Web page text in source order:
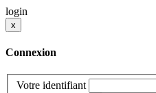
login
x
Connexion
Votre identifiant